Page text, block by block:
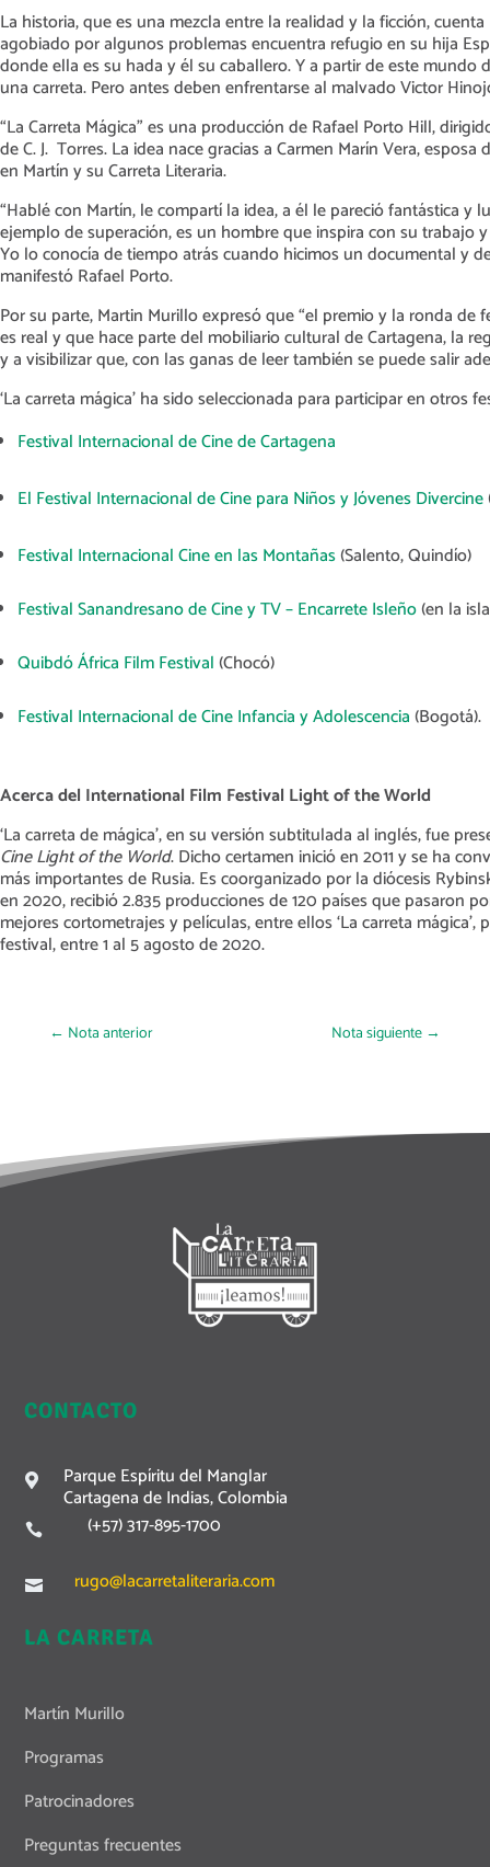
La historia, que es una mezcla entre la realidad y la ficción,
agobiado por algunos problemas encuentra refugio en su hija
donde ella es su hada y él su caballero. Y a partir de este
una carreta. Pero antes deben enfrentarse al malvado Victor
“La Carreta Mágica” es una producción de Rafael Porto Hill,
de C. J. Torres. La idea nace gracias a Carmen Marín Vera,
en Martín y su Carreta Literaria.
“Hablé con Martín, le compartí la idea, a él le pareció fantástica y
ejemplo de superación, es un hombre que inspira con su
Yo lo conocía de tiempo atrás cuando hicimos un documental y
manifestó Rafael Porto.
Por su parte, Martin Murillo expresó que “el premio y la ronda
es real y que hace parte del mobiliario cultural de Cartagena, la
y a visibilizar que, con las ganas de leer también se puede salir
‘La carreta mágica’ ha sido seleccionada para participar en otros
Festival Internacional de Cine de Cartagena
El Festival Internacional de Cine para Niños y Jóvenes Divercine
Festival Internacional Cine en las Montañas(Salento, Quindío)
Festival Sanandresano de Cine y TV – Encarrete Isleño(en la
Quibdó África Film Festival(Chocó)
Festival Internacional de Cine Infancia y Adolescencia(Bogotá).
Acerca del International Film Festival Light of the World
‘La carreta de mágica’, en su versión subtitulada al inglés, fue
Cine Light of the World. Dicho certamen inició en 2011 y se ha
más importantes de Rusia. Es coorganizado por la diócesis
en 2020, recibió 2.835 producciones de 120 países que pasaron
mejores cortometrajes y películas, entre ellos ‘La carreta
festival, entre 1 al 5 agosto de 2020.
← Nota anterior Nota siguiente →
CONTACTO
 Parque Espíritu del Manglar
Cartagena de Indias, Colombia
 (+57) 317-895-1700
 rugo@lacarretaliteraria.com
LA CARRETA
Martín Murillo
Programas
Patrocinadores
Preguntas frecuentes